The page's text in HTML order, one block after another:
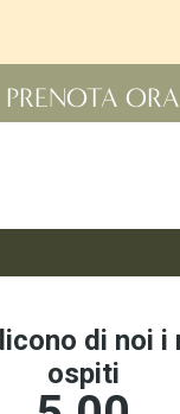
PRENOTA ORA